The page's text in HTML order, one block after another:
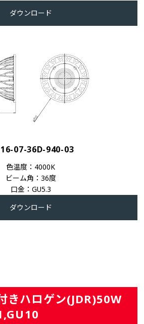
ダウンロード
07-36D-940-03
色温度：4000K
ビーム角：36度
口金：GU5.3
ダウンロード
きハロゲン(JDR)50W